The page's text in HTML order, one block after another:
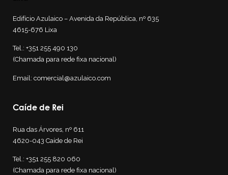
Edifício Azulaico – Avenida da República, nº 635
4615-676 Lixa
Tel.: +351 255 490 130
(Chamada para rede fixa nacional)
Email: comercial@azulaico.com
Caíde de Rei
Rua das Árvores, nº 611
4620-043 Caíde de Rei
Tel.: +351 255 820 060
(Chamada para rede fixa nacional)